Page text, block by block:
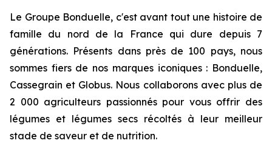
Le Groupe Bonduelle, c'est avant tout une histoire de
famille du nord de la France qui dure depuis 7
générations. Présents dans près de 100 pays, nous
sommes fiers de nos marques iconiques : Bonduelle,
Cassegrain et Globus. Nous collaborons avec plus de
2 000 agriculteurs passionnés pour vous offrir des
légumes et légumes secs récoltés à leur meilleur
stade de saveur et de nutrition.